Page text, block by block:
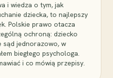
i wiedza o tym, jak
dziecka, to najlepszy
Polskie prawo otacza
ochroną: dziecko
sąd jednorazowo, w
biegłego psychologa.
i co mówią przepisy.